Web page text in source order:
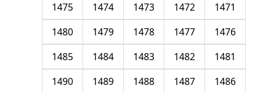
1471
1472
1473
1474
1475
1476
1477
1478
1479
1480
1481
1482
1483
1484
1485
1486
1487
1488
1489
1490